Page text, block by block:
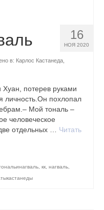
16
НОЯ 2020
в: Карлос Кастанеда
потерев руками
личность.Он похлопал
Мой тональ –
человеческое
отдельных … Читать
кк нагваль